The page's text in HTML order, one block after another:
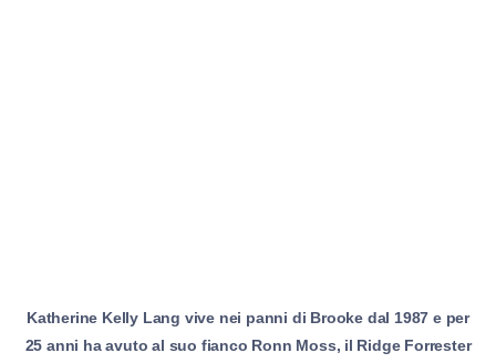
Katherine Kelly Lang vive nei panni di Brooke dal 1987 e per
25 anni ha avuto al suo fianco Ronn Moss, il Ridge Forrester